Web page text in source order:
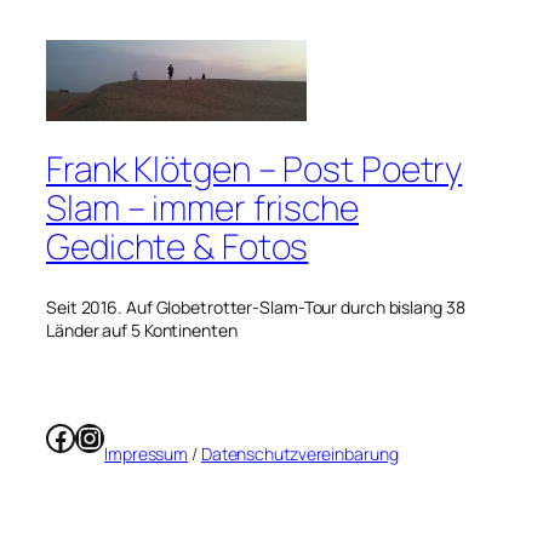
Frank Klötgen – Post Poetry
Slam – immer frische
Gedichte & Fotos
Seit 2016. Auf Globetrotter-Slam-Tour durch bislang 38
Länder auf 5 Kontinenten
Facebook
Instagram
Impressum / Datenschutzvereinbarung